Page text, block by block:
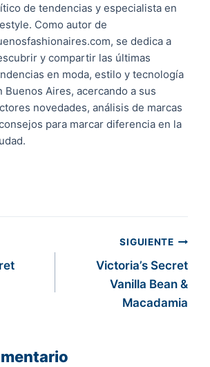
de tendencias y especialista en
Como autor de
se dedica a
y compartir las últimas
en moda, estilo y tecnología
Buenos Aires, acercando a sus
novedades, análisis de marcas
para marcar diferencia en la
SIGUIENTE
Victoria’s Secret
Vanilla Bean &
Macadamia